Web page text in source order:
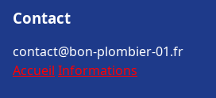
Contact
contact@bon-plombier-01.fr
Accueil Informations